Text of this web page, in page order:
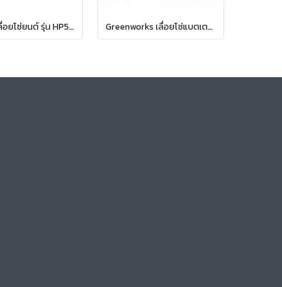
Harper เลื่อยโซ่ยนต์ รุ่น HP540, บาร์ 11.5 นิ้ว Greenworks เลื่อยโซ่แบตเตอรี่ ขนาด 24V บาร์ 10 นิ้ว (เฉพาะตัวเครื่อง)